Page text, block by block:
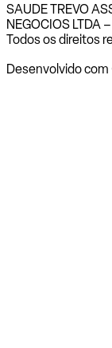
SAUDE TREVO
NEGOCIOS
Todos os direitos
Desenvolvido